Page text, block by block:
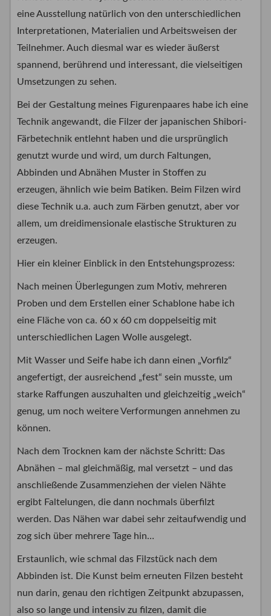
eine Ausstellung natürlich von den unterschiedlichen
Interpretationen, Materialien und Arbeitsweisen der
Teilnehmer. Auch diesmal war es wieder äußerst
spannend, berührend und interessant, die vielseitigen
Umsetzungen zu sehen.
Bei der Gestaltung meines Figurenpaares habe ich eine
Technik angewandt, die Filzer der japanischen Shibori-
Färbetechnik entlehnt haben und die ursprünglich
genutzt wurde und wird, um durch Faltungen,
Abbinden und Abnähen Muster in Stoffen zu
erzeugen, ähnlich wie beim Batiken. Beim Filzen wird
diese Technik u.a. auch zum Färben genutzt, aber vor
allem, um dreidimensionale elastische Strukturen zu
erzeugen.
Hier ein kleiner Einblick in den Entstehungsprozess:
Nach meinen Überlegungen zum Motiv, mehreren
Proben und dem Erstellen einer Schablone habe ich
eine Fläche von ca. 60 x 60 cm doppelseitig mit
unterschiedlichen Lagen Wolle ausgelegt.
Mit Wasser und Seife habe ich dann einen „Vorfilz“
angefertigt, der ausreichend „fest“ sein musste, um
starke Raffungen auszuhalten und gleichzeitig „weich“
genug, um noch weitere Verformungen annehmen zu
können.
Nach dem Trocknen kam der nächste Schritt: Das
Abnähen – mal gleichmäßig, mal versetzt – und das
anschließende Zusammenziehen der vielen Nähte
ergibt Faltelungen, die dann nochmals überfilzt
werden. Das Nähen war dabei sehr zeitaufwendig und
zog sich über mehrere Tage hin…
Erstaunlich, wie schmal das Filzstück nach dem
Abbinden ist. Die Kunst beim erneuten Filzen besteht
nun darin, genau den richtigen Zeitpunkt abzupassen,
also so lange und intensiv zu filzen, damit die